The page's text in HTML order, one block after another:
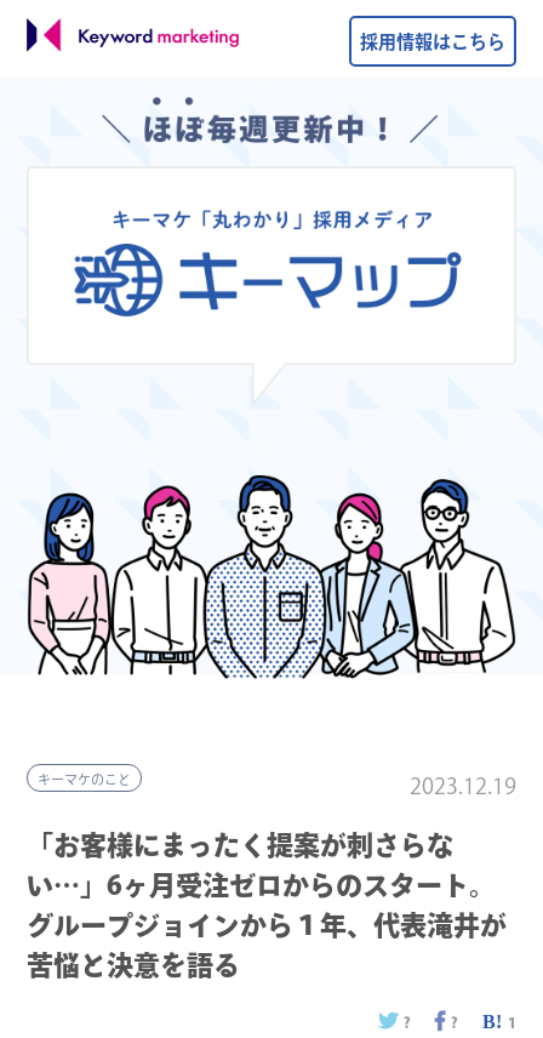
採用情報はこちら
キーマケのこと 2023.12.19
「お客様にまったく提案が刺さらな
い…」6ヶ月受注ゼロからのスタート。
グループジョインから１年、代表滝井が
苦悩と決意を語る
? ? 1